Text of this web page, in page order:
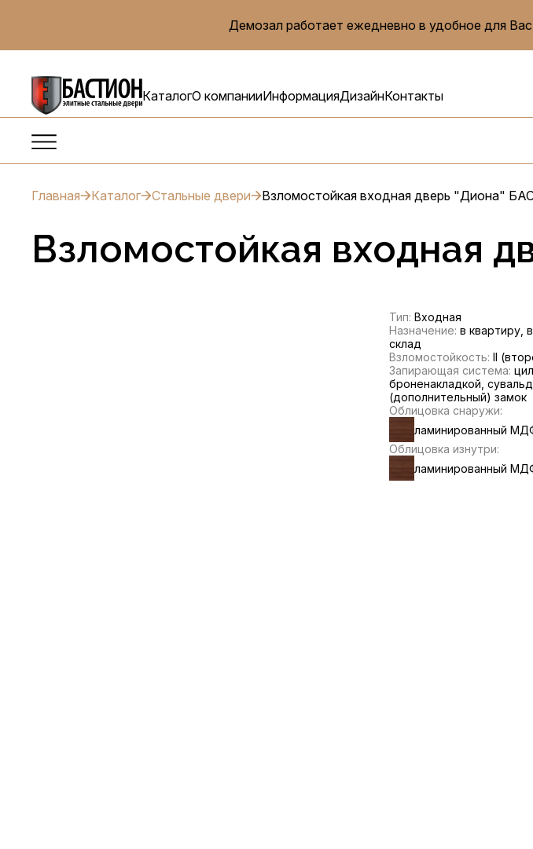
Демозал работает ежедневно в удобное для
КаталогО компанииИнформацияДизайнКонтакты
Главная Каталог Стальные двери Взломостойкая входная дверь "Диона"
Взломостойкая входная
Тип: Входная
Назначение: в квартиру,
склад
Взломостойкость: II
Запирающая система:
броненакладкой,
(дополнительный) замок
Облицовка снаружи:
ламинированный
Облицовка изнутри:
ламинированный